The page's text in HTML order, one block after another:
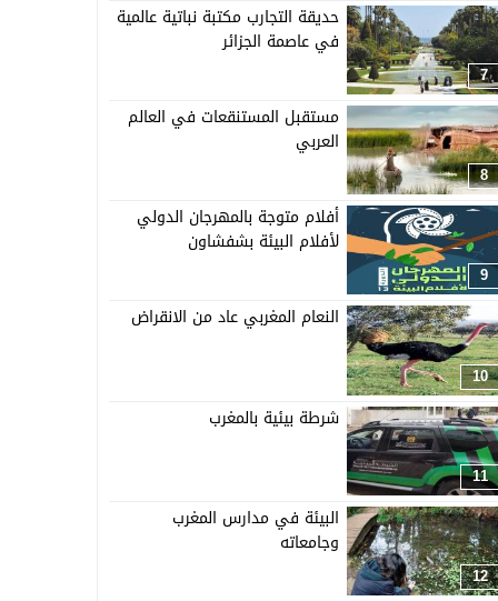
7
حديقة التجارب مكتبة نباتية عالمية
في عاصمة الجزائر
8
مستقبل المستنقعات في العالم
العربي
9
أفلام متوجة بالمهرجان الدولي
لأفلام البيئة بشفشاون
10
النعام المغربي عاد من الانقراض
11
شرطة بيئية بالمغرب
12
البيئة في مدارس المغرب
وجامعاته